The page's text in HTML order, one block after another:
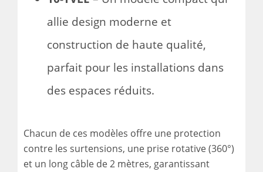
allie design moderne et
construction de haute qualité,
parfait pour les installations dans
des espaces réduits.
Chacun de ces modèles offre une protection
contre les surtensions, une prise rotative (360°)
et un long câble de 2 mètres, garantissant